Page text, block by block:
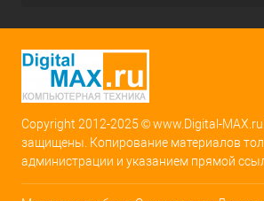
Copyright 2012-2025 © www.Digital-
защищены. Копирование материалов
администрации и указанием прямой